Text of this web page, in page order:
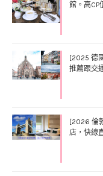
館。高CP
[2025 德
推薦跟交
[2026 倫
店，快線